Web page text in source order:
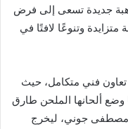
جديدة تسعى إلى فرض
وتنوعًا لافتًا في
تعاون فني متكامل، حيث
وضع ألحانها الملحن طارق
مصطفى جوني، ليخرج